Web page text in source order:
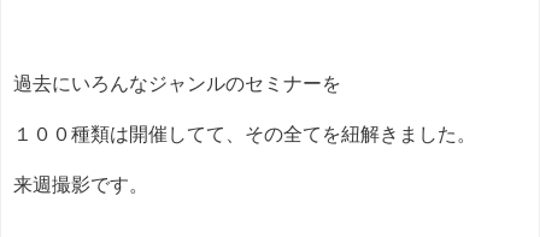
過去にいろんなジャンルのセミナーを
１００種類は開催してて、その全てを紐解きました。
来週撮影です。